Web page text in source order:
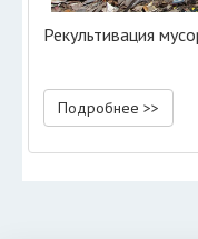
Рекультивация
Подробнее >>